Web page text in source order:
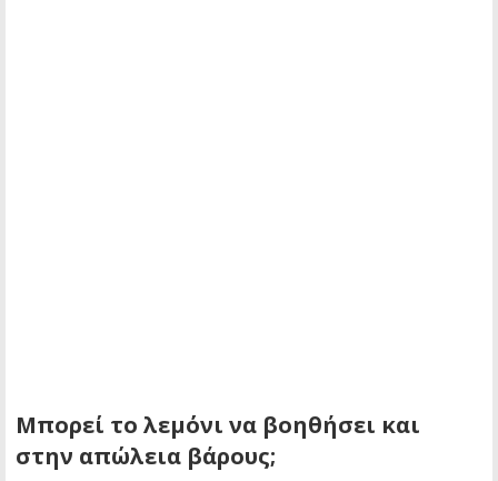
Μπορεί το λεμόνι να βοηθήσει και
στην απώλεια βάρους;